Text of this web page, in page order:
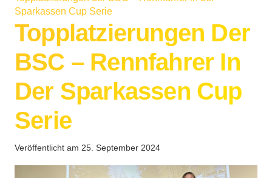
Sparkassen Cup Serie
Topplatzierungen Der
BSC – Rennfahrer In
Der Sparkassen Cup
Serie
Veröffentlicht am 25. September 2024